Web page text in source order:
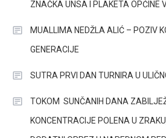
ZNAČKA UNSA I PLAKETA OPĆINE
MUALLIMA NEDŽLA ALIĆ – POZIV
GENERACIJE
SUTRA PRVI DAN TURNIRA U
TOKOM SUNČANIH DANA
KONCENTRACIJE POLENA U